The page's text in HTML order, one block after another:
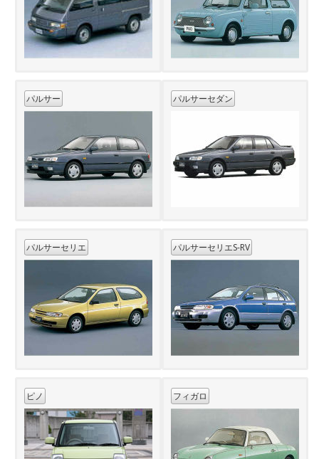
パルサー パルサーセダン
パルサーセリエ パルサーセリエS-RV
ピノ フィガロ